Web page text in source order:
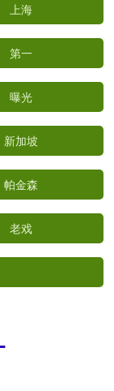
上海
第一
曝光
新加坡
帕金森
老戏